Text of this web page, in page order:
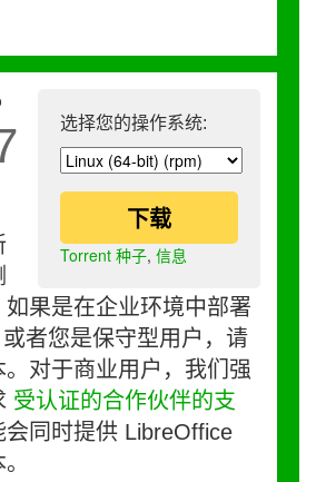
选择您的操作系统:
下载
Torrent 种子, 信息
果是在企业环境中部署
者您是保守型用户，请
对于商业用户，我们强
受认证的合作伙伴的支
会同时提供 LibreOffice